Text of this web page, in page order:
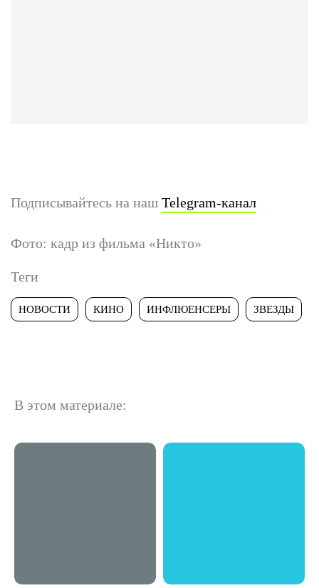
Подписывайтесь на наш Telegram-канал
Фото: кадр из фильма «Никто»
Теги
НОВОСТИ КИНО ИНФЛЮЕНСЕРЫ ЗВЕЗДЫ
В этом материале: